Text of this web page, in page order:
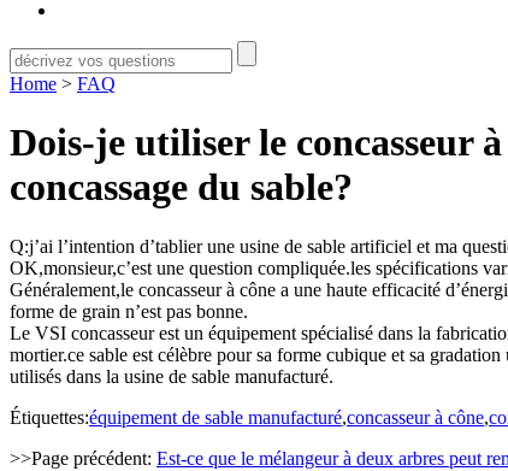
Home > FAQ
Dois-je utiliser le concasseur
concassage du sable?
Q:j’ai l’intention d’tablier une usine de sable artificiel et ma
OK,monsieur,c’est une question compliquée.les spécifications
Généralement,le concasseur à cône a une haute efficacité
forme de grain n’est pas bonne.
Le VSI concasseur est un équipement spécialisé dans la
mortier.ce sable est célèbre pour sa forme cubique et sa
utilisés dans la usine de sable manufacturé.
Étiquettes:équipement de sable manufacturé,concasseur à cône,
>>Page précédent: Est-ce que le mélangeur à deux arbres peut